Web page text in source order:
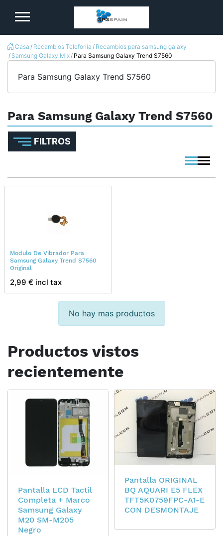
Casa Recambios Telefonía
Recambios para samsung galaxy
Samsung Galaxy Mix Para Samsung Galaxy Trend S7560
Para Samsung Galaxy Trend S7560
Para Samsung Galaxy Trend S7560
FILTROS
Modulo De Vibrador Para
Samsung Galaxy Trend S7560
Original
2,99 € incl tax
No hay mas productos
Productos vistos
recientemente
Pantalla LCD Tactil
Completa + Marco
Samsung Galaxy
M20 SM-M205
Negro
Pantalla ORIGINAL
BQ AQUARI E5 FLEX
TFT5K0759FPC-A1-E
CON DESMONTAJE